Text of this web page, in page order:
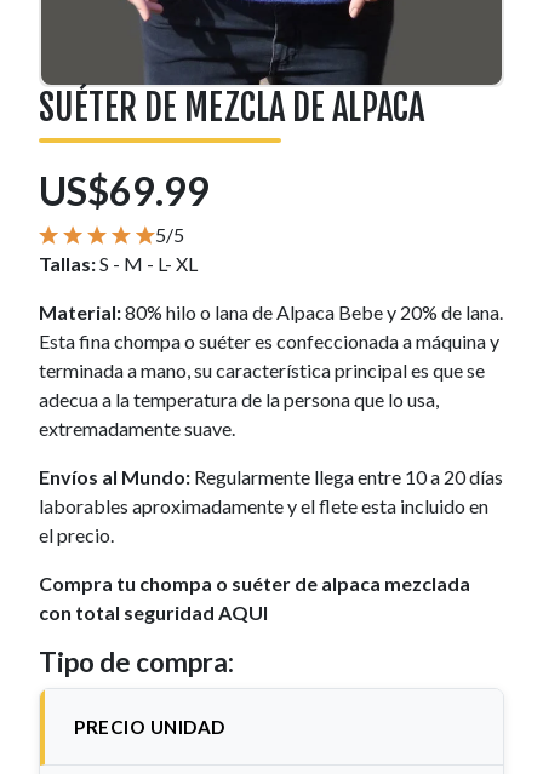
SUÉTER DE MEZCLA DE ALPACA
US$69.99
5/5
Tallas:S - M - L- XL
Material:80% hilo o lana de Alpaca Bebe y 20% de lana.
Esta fina chompa o suéter es confeccionada a máquina y
terminada a mano, su característica principal es que se
adecua a la temperatura de la persona que lo usa,
extremadamente suave.
Envíos al Mundo: Regularmente llega entre 10 a 20 días
laborables aproximadamente y el flete esta incluido en
el precio.
Compra tu chompa o suéter de alpaca mezclada
con total seguridad AQUI
Tipo de compra:
PRECIO UNIDAD